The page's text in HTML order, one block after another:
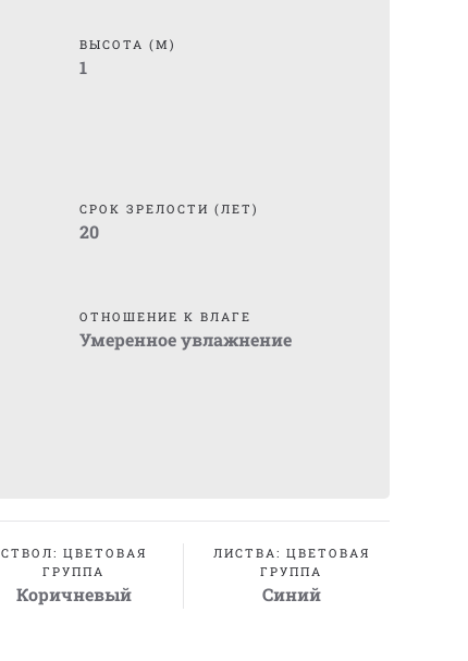
ВЫСОТА (М)
1
СРОК ЗРЕЛОСТИ (ЛЕТ)
20
ОТНОШЕНИЕ К ВЛАГЕ
Умеренное увлажнение
СТВОЛ: ЦВЕТОВАЯ
ГРУППА
Коричневый
ЛИСТВА: ЦВЕТОВАЯ
ГРУППА
Синий